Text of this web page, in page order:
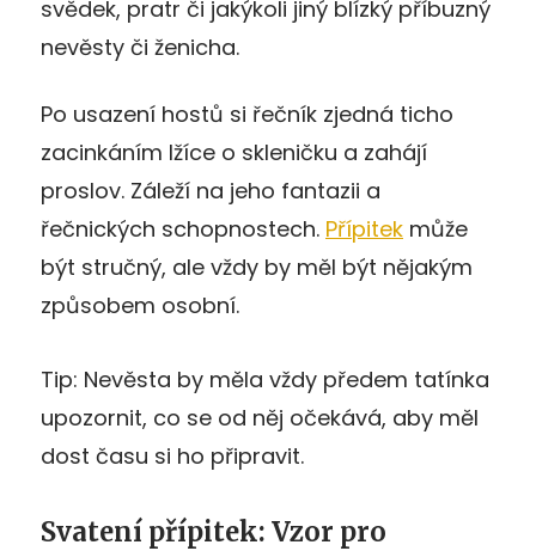
svědek, pratr či jakýkoli jiný blízký příbuzný
nevěsty či ženicha.
Po usazení hostů si řečník zjedná ticho
zacinkáním lžíce o skleničku a zahájí
proslov. Záleží na jeho fantazii a
řečnických schopnostech. Přípitek může
být stručný, ale vždy by měl být nějakým
způsobem osobní.
Tip: Nevěsta by měla vždy předem tatínka
upozornit, co se od něj očekává, aby měl
dost času si ho připravit.
Svatení přípitek: Vzor pro